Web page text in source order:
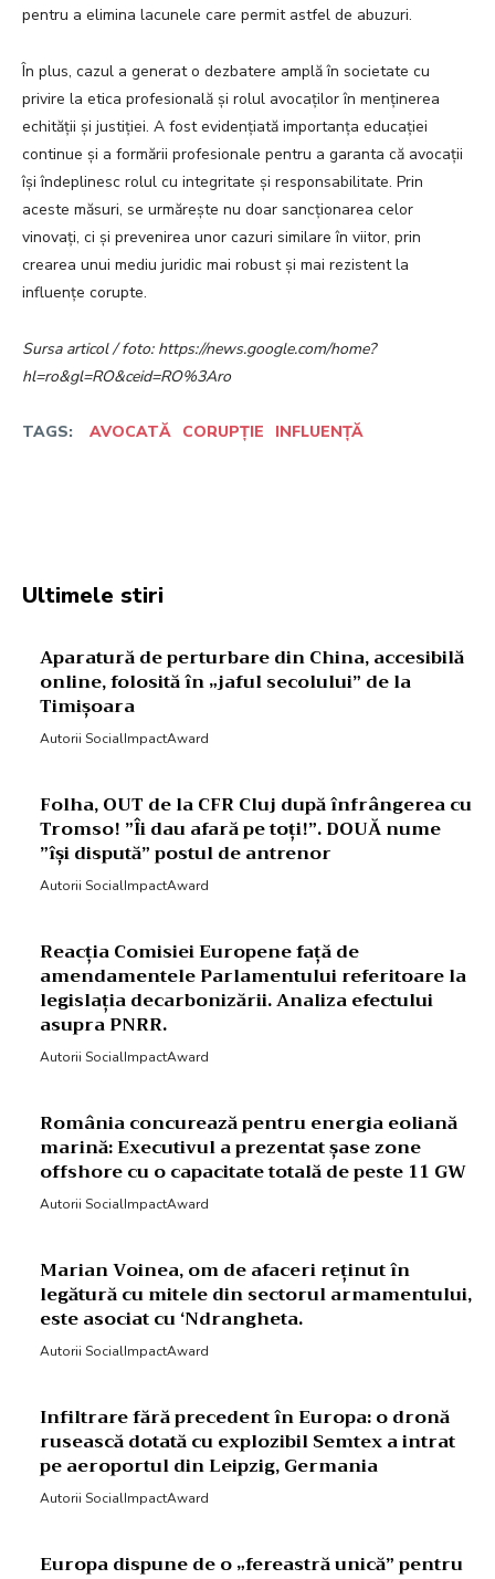
pentru a elimina lacunele care permit astfel de abuzuri.
În plus, cazul a generat o dezbatere amplă în societate cu
privire la etica profesională și rolul avocaților în menținerea
echității și justiției. A fost evidențiată importanța educației
continue și a formării profesionale pentru a garanta că avocații
își îndeplinesc rolul cu integritate și responsabilitate. Prin
aceste măsuri, se urmărește nu doar sancționarea celor
vinovați, ci și prevenirea unor cazuri similare în viitor, prin
crearea unui mediu juridic mai robust și mai rezistent la
influențe corupte.
Sursa articol / foto: https://news.google.com/home?
hl=ro&gl=RO&ceid=RO%3Aro
TAGS: AVOCATĂ CORUPȚIE INFLUENȚĂ
Ultimele stiri
Aparatură de perturbare din China, accesibilă
online, folosită în „jaful secolului” de la
Timișoara
Autorii SocialImpactAward
Folha, OUT de la CFR Cluj după înfrângerea cu
Tromso! ”Îi dau afară pe toți!”. DOUĂ nume
”își dispută” postul de antrenor
Autorii SocialImpactAward
Reacția Comisiei Europene față de
amendamentele Parlamentului referitoare la
legislația decarbonizării. Analiza efectului
asupra PNRR.
Autorii SocialImpactAward
România concurează pentru energia eoliană
marină: Executivul a prezentat șase zone
offshore cu o capacitate totală de peste 11 GW
Autorii SocialImpactAward
Marian Voinea, om de afaceri reținut în
legătură cu mitele din sectorul armamentului,
este asociat cu ‘Ndrangheta.
Autorii SocialImpactAward
Infiltrare fără precedent în Europa: o dronă
rusească dotată cu explozibil Semtex a intrat
pe aeroportul din Leipzig, Germania
Autorii SocialImpactAward
Europa dispune de o „fereastră unică” pentru